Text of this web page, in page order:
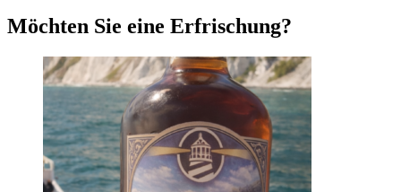
Möchten Sie eine Erfrischung?